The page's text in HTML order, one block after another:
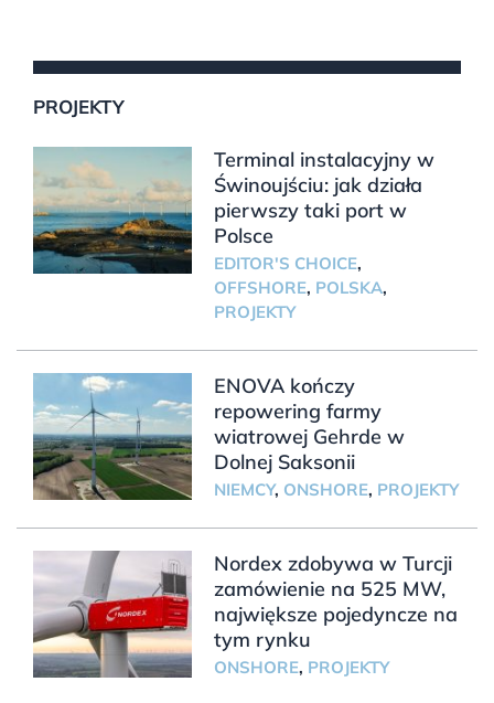
PROJEKTY
Terminal instalacyjny w
Świnoujściu: jak działa
pierwszy taki port w
Polsce
EDITOR'S CHOICE,
OFFSHORE, POLSKA,
PROJEKTY
ENOVA kończy
repowering farmy
wiatrowej Gehrde w
Dolnej Saksonii
NIEMCY, ONSHORE, PROJEKTY
Nordex zdobywa w Turcji
zamówienie na 525 MW,
największe pojedyncze na
tym rynku
ONSHORE, PROJEKTY